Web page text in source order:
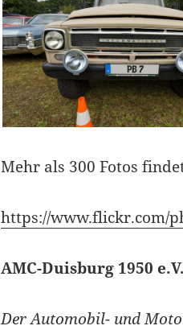
Mehr als 300 Fotos
https://www.flickr.com/
AMC-Duisburg 1950 e.V.
Der Automobil- und